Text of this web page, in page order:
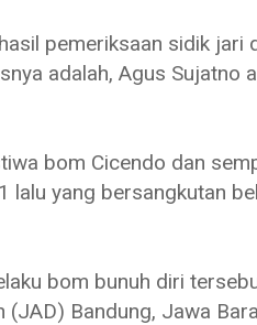
pemeriksaan sidik jari
adalah, Agus Sujatno
bom Cicendo dan
yang bersangkutan
bom bunuh diri
Bandung, Jawa